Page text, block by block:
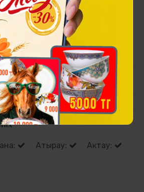
историю достижений и
покрытие под античную
кварцевые часы.
мм
Атырау: Актау: